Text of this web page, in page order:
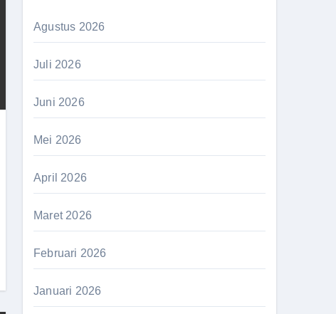
Agustus 2026
Juli 2026
Juni 2026
Mei 2026
April 2026
Maret 2026
Februari 2026
Januari 2026